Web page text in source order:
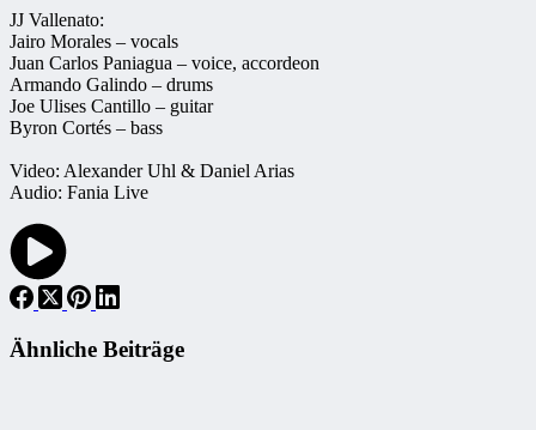
JJ Vallenato:
Jairo Morales – vocals
Juan Carlos Paniagua – voice, accordeon
Armando Galindo – drums
Joe Ulises Cantillo – guitar
Byron Cortés – bass
Video: Alexander Uhl & Daniel Arias
Audio: Fania Live
Ähnliche Beiträge